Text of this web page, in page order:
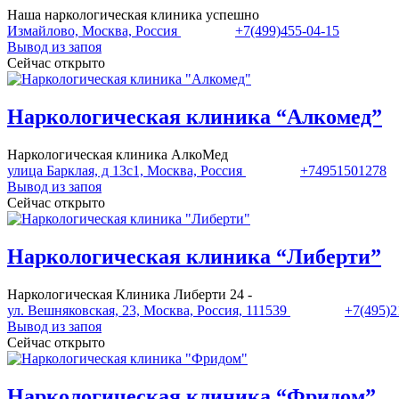
Наша наркологическая клиника успешно
Измайлово, Москва, Россия
+7(499)455-04-15
Вывод из запоя
Сейчас открыто
Наркологическая клиника “Алкомед”
Наркологическая клиника АлкоМед
улица Барклая, д 13с1, Москва, Россия
+74951501278
Вывод из запоя
Сейчас открыто
Наркологическая клиника “Либерти”
Наркологическая Клиника Либерти 24 -
ул. Вешняковская, 23, Москва, Россия, 111539
Вывод из запоя
Сейчас открыто